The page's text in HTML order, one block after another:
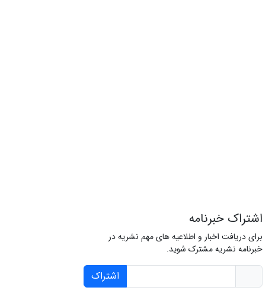
اشتراک خبرنامه
برای دریافت اخبار و اطلاعیه های مهم نشریه در
خبرنامه نشریه مشترک شوید.
اشتراک